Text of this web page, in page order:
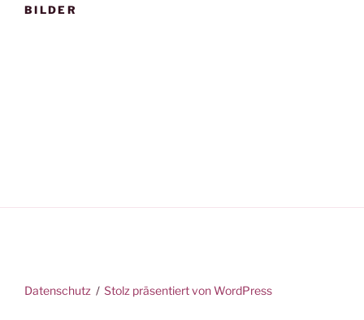
BILDER
Datenschutz Stolz präsentiert von WordPress